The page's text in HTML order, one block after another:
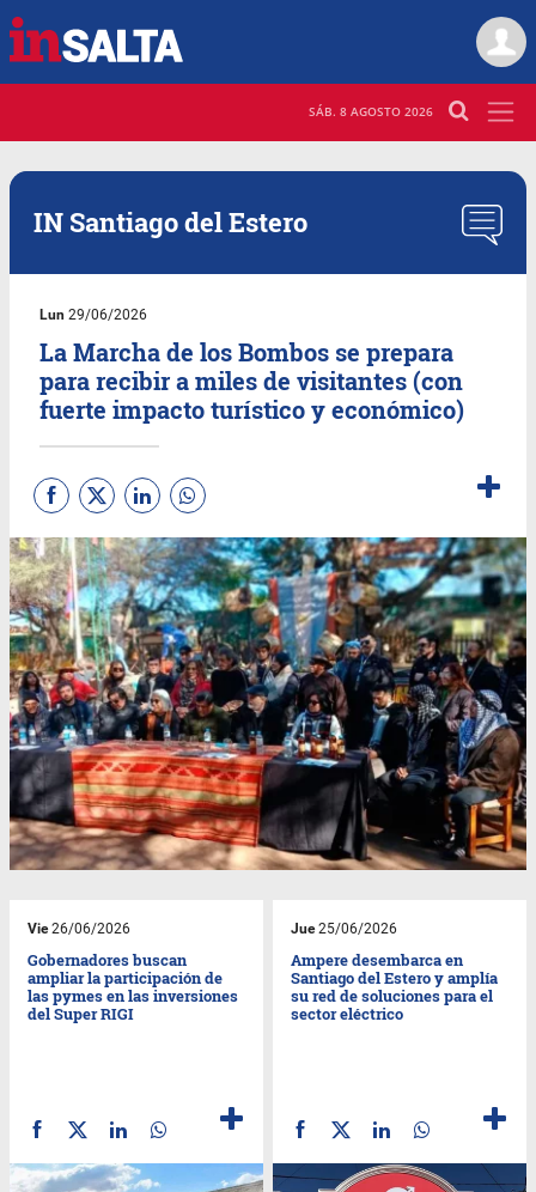
SÁB. 8 AGOSTO 2026
IN Santiago del Estero
Lun 29/06/2026
La Marcha de los Bombos se prepara
para recibir a miles de visitantes (con
fuerte impacto turístico y económico)
Vie26/06/2026
Gobernadores buscan
ampliar la participación de
las pymes en las inversiones
del Super RIGI
Jue25/06/2026
Ampere desembarca en
Santiago del Estero y amplía
su red de soluciones para el
sector eléctrico